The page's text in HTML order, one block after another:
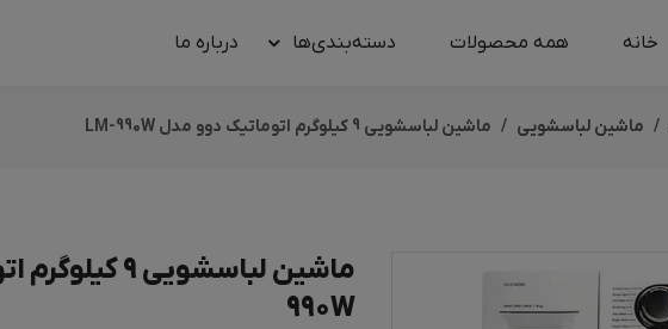
خانه همه محصولات دسته‌بندی‌ها درباره‌ ما
ماشین لباسشویی ماشین لباسشویی 9 کیلوگرم اتوماتیک دوو مدل LM-990W
990W